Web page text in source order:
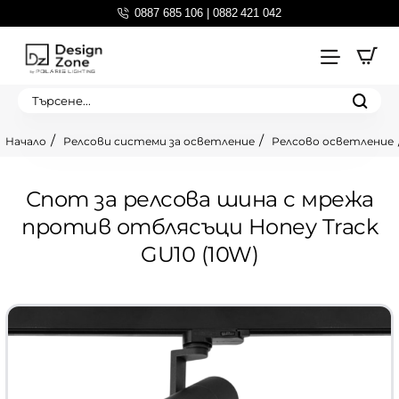
0887 685 106 | 0882 421 042
Търсене...
Спот за релсова шина с мрежа
против отблясъци Honey Track
GU10 (10W)
Релсови системи за осветление Релсово осветление